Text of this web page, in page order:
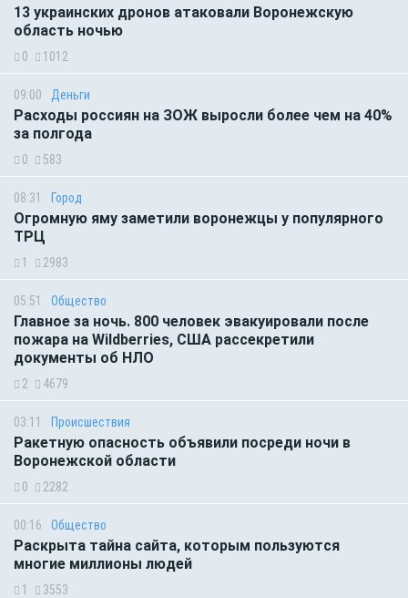
13 украинских дронов атаковали Воронежскую
область ночью
0 1012
09:00 Деньги
Расходы россиян на ЗОЖ выросли более чем на 40%
за полгода
0 583
08:31 Город
Огромную яму заметили воронежцы у популярного
ТРЦ
1 2983
05:51 Общество
Главное за ночь. 800 человек эвакуировали после
пожара на Wildberries, США рассекретили
документы об НЛО
2 4679
03:11 Происшествия
Ракетную опасность объявили посреди ночи в
Воронежской области
0 2282
00:16 Общество
Раскрыта тайна сайта, которым пользуются
многие миллионы людей
1 3553